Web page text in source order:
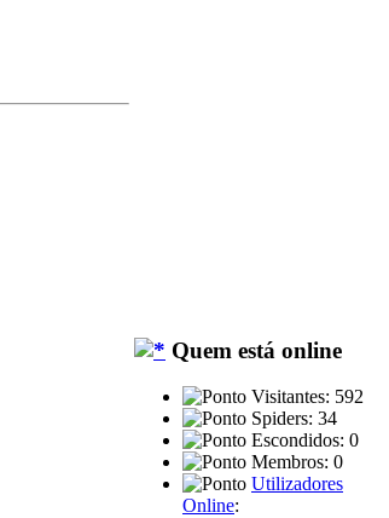
Quem está online
Visitantes: 592
Spiders: 34
Escondidos: 0
Membros: 0
Utilizadores
Online: